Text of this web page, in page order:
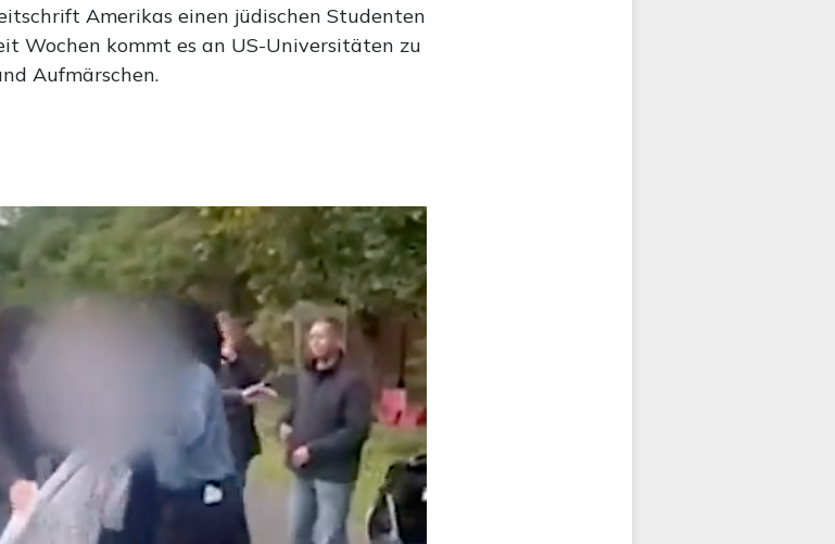
Amerikas einen jüdischen Studenten
Wochen kommt es an US-Universitäten zu
Aufmärschen.